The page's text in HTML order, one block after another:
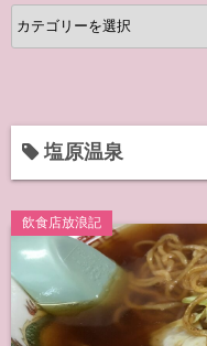
カ
テ
ー
塩原温泉
飲食店放浪記